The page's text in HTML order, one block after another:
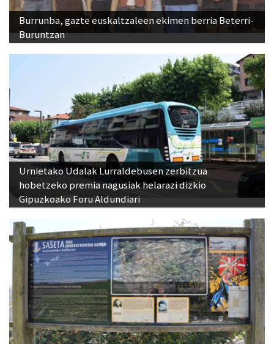
Burrunba, gazte euskaltzaleen ekimen berria Beterri-
Buruntzan
Urnietako Udalak Lurraldebusen zerbitzua
hobetzeko premia nagusiak helarazi dizkio
Gipuzkoako Foru Aldundiari